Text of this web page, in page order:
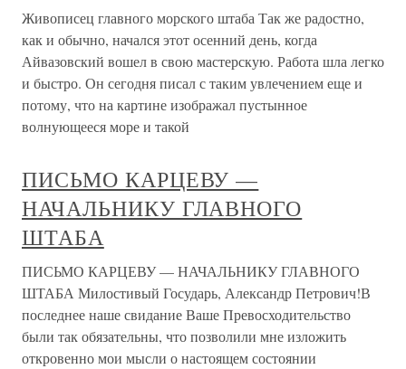
Живописец главного морского штаба Так же радостно,
как и обычно, начался этот осенний день, когда
Айвазовский вошел в свою мастерскую. Работа шла легко
и быстро. Он сегодня писал с таким увлечением еще и
потому, что на картине изображал пустынное
волнующееся море и такой
ПИСЬМО КАРЦЕВУ —
НАЧАЛЬНИКУ ГЛАВНОГО
ШТАБА
ПИСЬМО КАРЦЕВУ — НАЧАЛЬНИКУ ГЛАВНОГО
ШТАБА Милостивый Государь, Александр Петрович!В
последнее наше свидание Ваше Превосходительство
были так обязательны, что позволили мне изложить
откровенно мои мысли о настоящем состоянии